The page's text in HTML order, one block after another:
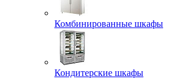
Комбинированные шкафы
Кондитерские шкафы